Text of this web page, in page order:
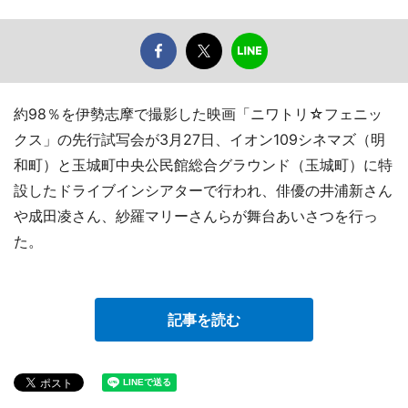
約98％を伊勢志摩で撮影した映画「ニワトリ☆フェニッ
クス」の先行試写会が3月27日、イオン109シネマズ（明
和町）と玉城町中央公民館総合グラウンド（玉城町）に特
設したドライブインシアターで行われ、俳優の井浦新さん
や成田凌さん、紗羅マリーさんらが舞台あいさつを行っ
た。
記事を読む